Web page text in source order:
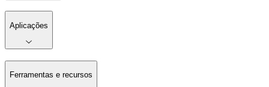
Aplicações
Ferramentas e recursos